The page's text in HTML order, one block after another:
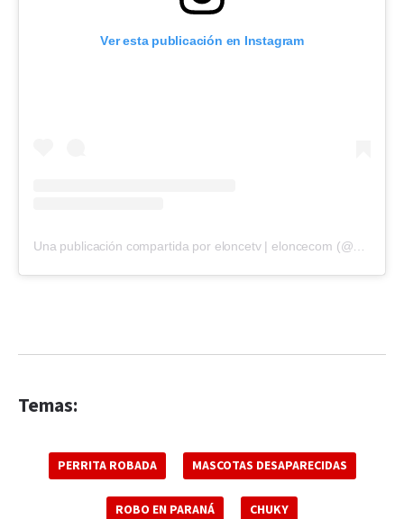
Ver esta publicación en Instagram
Temas:
PERRITA ROBADA MASCOTAS DESAPARECIDAS
ROBO EN PARANÁ CHUKY